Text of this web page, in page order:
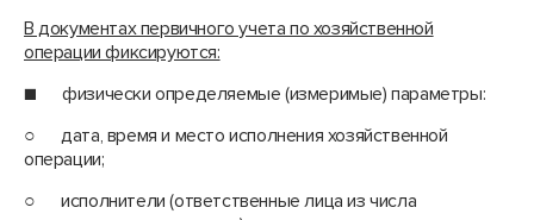
В документах первичного учета по хозяйственной
операции фиксируются:
■ физически определяемые (измеримые) параметры:
○ дата, время и место исполнения хозяйственной
операции;
○ исполнители (ответственные лица из числа